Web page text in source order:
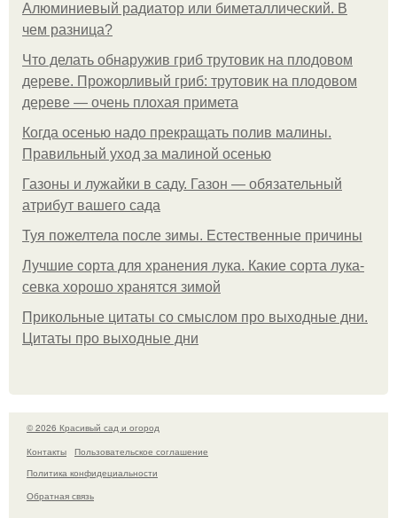
Алюминиевый радиатор или биметаллический. В
чем разница?
Что делать обнаружив гриб трутовик на плодовом
дереве. Прожорливый гриб: трутовик на плодовом
дереве — очень плохая примета
Когда осенью надо прекращать полив малины.
Правильный уход за малиной осенью
Газоны и лужайки в саду. Газон — обязательный
атрибут вашего сада
Туя пожелтела после зимы. Естественные причины
Лучшие сорта для хранения лука. Какие сорта лука-
севка хорошо хранятся зимой
Прикольные цитаты со смыслом про выходные дни.
Цитаты про выходные дни
© 2026 Красивый сад и огород
Контакты
Пользовательское соглашение
Политика конфидециальности
Обратная связь